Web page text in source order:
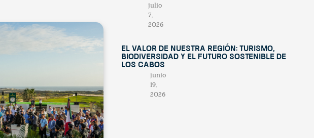
julio
7,
2026
El valor de nuestra región: turismo,
biodiversidad y el futuro sostenible de
Los Cabos
junio
19,
2026